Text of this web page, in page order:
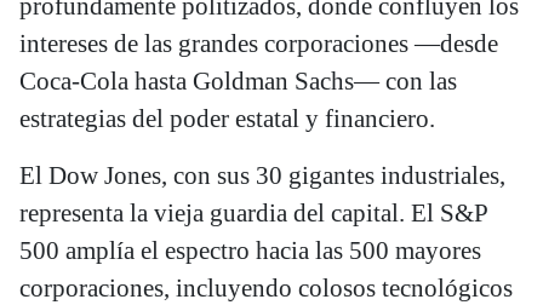
profundamente politizados, donde confluyen los
intereses de las grandes corporaciones —desde
Coca-Cola hasta Goldman Sachs— con las
estrategias del poder estatal y financiero.
El Dow Jones, con sus 30 gigantes industriales,
representa la vieja guardia del capital. El S&P
500 amplía el espectro hacia las 500 mayores
corporaciones, incluyendo colosos tecnológicos